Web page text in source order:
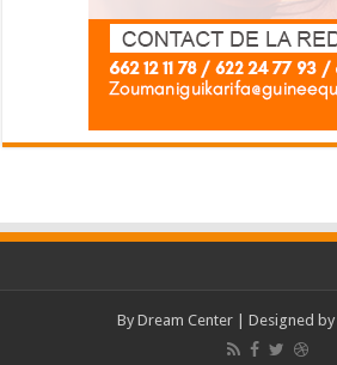
By Dream Center| Designed by